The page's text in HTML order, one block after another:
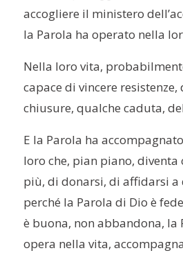
accogliere il ministero
la Parola ha operato nella
Nella loro vita,
capace di vincere
chiusure, qualche caduta,
E la Parola ha
loro che, pian piano, diventa
più, di donarsi, di affidarsi a
perché la Parola di Dio è
è buona, non abbandona, la
opera nella vita,